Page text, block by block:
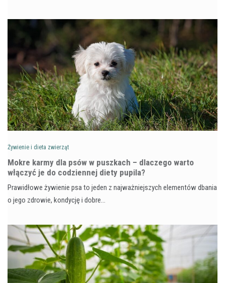
Żywienie i dieta zwierząt
Mokre karmy dla psów w puszkach – dlaczego warto
włączyć je do codziennej diety pupila?
Prawidłowe żywienie psa to jeden z najważniejszych elementów dbania
o jego zdrowie, kondycję i dobre…